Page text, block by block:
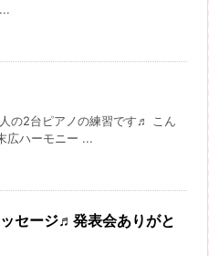
の2台ピアノの練習です♬ こん
広ハーモニー ...
セージ♬発表会ありがと